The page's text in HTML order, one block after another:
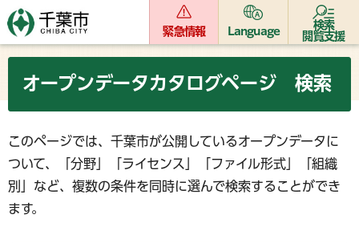
緊急情報 Language
検索
閲覧支援
オープンデータカタログページ 検索
このページでは、千葉市が公開しているオープンデータに
ついて、「分野」「ライセンス」「ファイル形式」「組織
別」など、複数の条件を同時に選んで検索することができ
ます。